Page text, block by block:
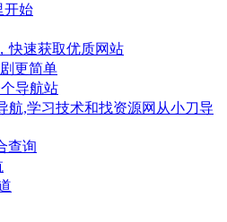
开始
快速获取优质网站
更简单
导航站
航,学习技术和找资源网从小刀导
查询